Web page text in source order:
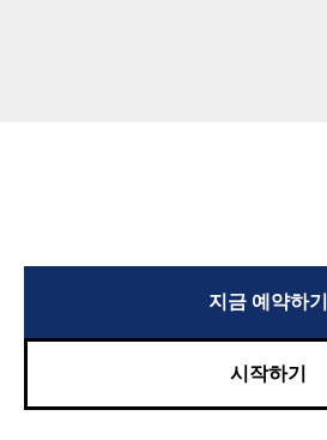
지금 예약하기
시작하기